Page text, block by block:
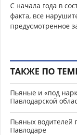
С начала года в
факта, все
предусмотренное
ТАКЖЕ ПО
Пьяные и «под
Павлодарской
Пьяных водителей
Павлодаре